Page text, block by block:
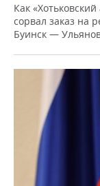
Как
сорвал заказ на
Буинск —